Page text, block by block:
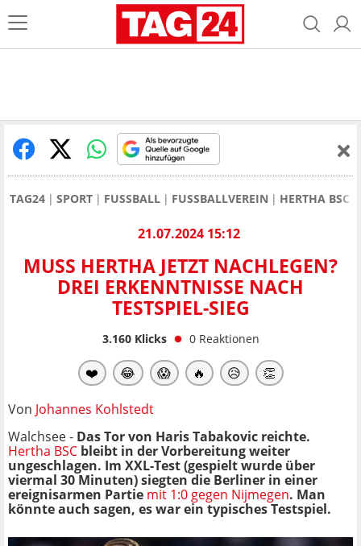
TAG24 SPORT FUSSBALL FUSSBALLVEREIN HERTHA BSC
21.07.2024 15:12
MUSS HERTHA JETZT NACHLEGEN?
DREI ERKENNTNISSE NACH
TESTSPIEL-SIEG
3.160Klicks 0 Reaktionen
❤️ 😂 😱 🔥 😥 👏
Von Johannes Kohlstedt
Walchsee - Das Tor von Haris Tabakovic reichte.
Hertha BSC bleibt in der Vorbereitung weiter
ungeschlagen. Im XXL-Test (gespielt wurde über
viermal 30 Minuten) siegten die Berliner in einer
ereignisarmen Partie mit 1:0 gegen Nijmegen. Man
könnte auch sagen, es war ein typisches Testspiel.